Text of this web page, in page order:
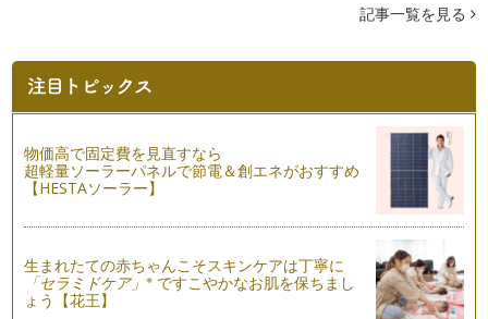
美ママ親子が喜ぶ、親子体操♪(肩こり・浮腫み解消、骨盤編)
美ママのみなさま、こんにちは♪ 夜には暖かい毛布が必要なく
美ママ親子が喜ぶ、親子体操♪(骨盤・お腹・太もも編)
美ママのみなさま、こんにちは♪ 秋は、運動会の季節。 公園
でも過ごしやすい…
美ママ親子が喜ぶ、親子体操♪
朝晩は秋めいてきましたが、日中はまだまだ暑い日もあります
ね。 そんなときの 「美マ…
記事一覧を見る
物価高で固定費を見直すなら
超軽量ソーラーパネルで節電＆創エネがおすすめ
【HESTAソーラー】
生まれたての赤ちゃんこそスキンケアは丁寧に
「セラミドケア」※ ですこやかなお肌を保ちまし
ょう【花王】